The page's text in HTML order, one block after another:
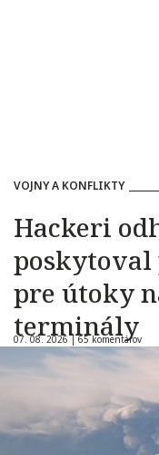
VOJNY A KONFLIKTY
Hackeri
poskytoval
pre útoky
terminály
07. 08. 2026 |65 komentárov